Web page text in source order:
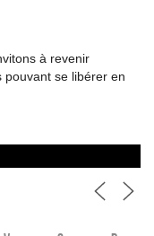
à revenir
pouvant se libérer en